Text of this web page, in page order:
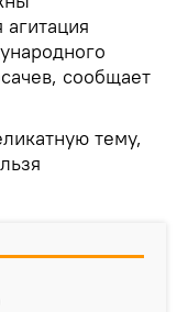
агитация
сообщает
тему,